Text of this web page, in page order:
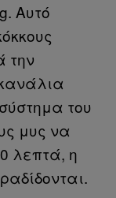
Αυτό
την
του
μυς να
λεπτά, η